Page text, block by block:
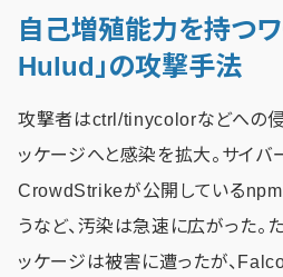
自己増殖能力を持つワ
Hulud」の攻撃手法
攻撃者はctrl/tinycolorなどへの侵
ッケージへと感染を拡大。サイバ
CrowdStrikeが公開している
うなど、汚染は急速に広がった。
ッケージは被害に遭ったが、